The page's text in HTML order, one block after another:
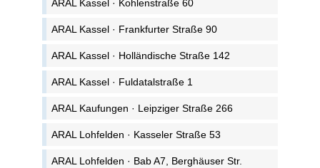
ARAL Kassel · Kohlenstraße 60
ARAL Kassel · Frankfurter Straße 90
ARAL Kassel · Holländische Straße 142
ARAL Kassel · Fuldatalstraße 1
ARAL Kaufungen · Leipziger Straße 266
ARAL Lohfelden · Kasseler Straße 53
ARAL Lohfelden · Bab A7, Berghäuser Str.